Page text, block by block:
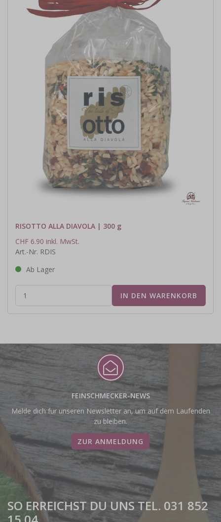
RISOTTO ALLA DIAVOLA | 300 g
CHF 6.90 inkl. MwSt.
Art.-Nr. RDIS
Ab Lager
FEINSCHMECKER-NEWS
Melde dich für unseren Newsletter an, um auf dem Laufenden
zu bleiben.
ZUR ANMELDUNG
SO ERREICHST DU UNS TEL. 031 852